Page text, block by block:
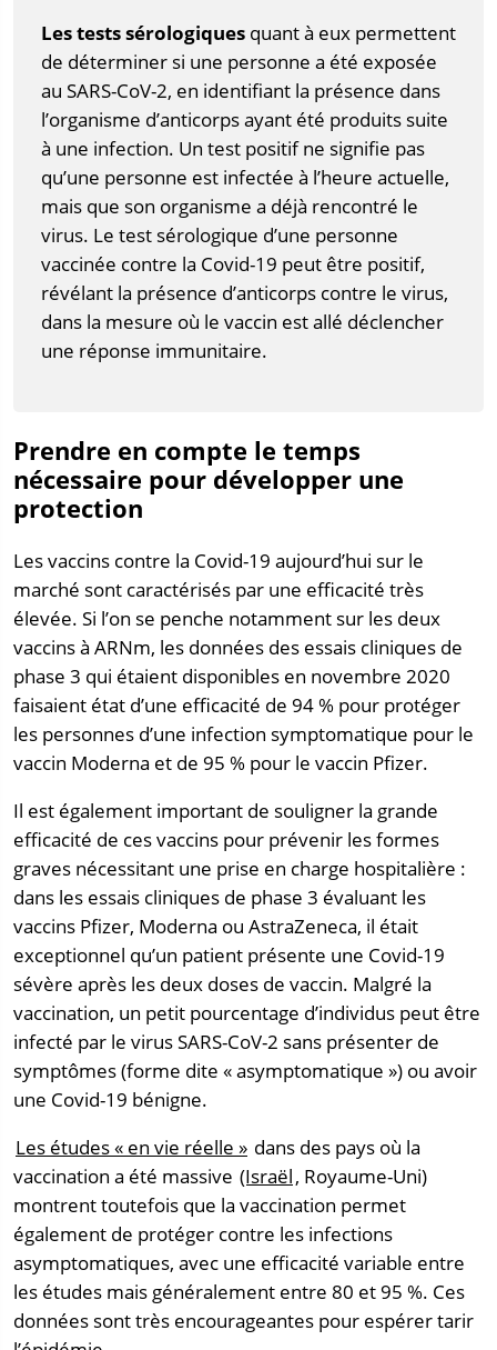
Les tests sérologiques quant à eux permettent
de déterminer si une personne a été exposée
au SARS-CoV-2, en identifiant la présence dans
l’organisme d’anticorps ayant été produits suite
à une infection. Un test positif ne signifie pas
qu’une personne est infectée à l’heure actuelle,
mais que son organisme a déjà rencontré le
virus. Le test sérologique d’une personne
vaccinée contre la Covid-19 peut être positif,
révélant la présence d’anticorps contre le virus,
dans la mesure où le vaccin est allé déclencher
une réponse immunitaire.
Prendre en compte le temps
nécessaire pour développer une
protection
Les vaccins contre la Covid-19 aujourd’hui sur le
marché sont caractérisés par une efficacité très
élevée. Si l’on se penche notamment sur les deux
vaccins à ARNm, les données des essais cliniques de
phase 3 qui étaient disponibles en novembre 2020
faisaient état d’une efficacité de 94 % pour protéger
les personnes d’une infection symptomatique pour le
vaccin Moderna et de 95 % pour le vaccin Pfizer.
Il est également important de souligner la grande
efficacité de ces vaccins pour prévenir les formes
graves nécessitant une prise en charge hospitalière :
dans les essais cliniques de phase 3 évaluant les
vaccins Pfizer, Moderna ou AstraZeneca, il était
exceptionnel qu’un patient présente une Covid-19
sévère après les deux doses de vaccin. Malgré la
vaccination, un petit pourcentage d’individus peut être
infecté par le virus SARS-CoV-2 sans présenter de
symptômes (forme dite « asymptomatique ») ou avoir
une Covid-19 bénigne.
Les études « en vie réelle » dans des pays où la
vaccination a été massive (Israël, Royaume-Uni)
montrent toutefois que la vaccination permet
également de protéger contre les infections
asymptomatiques, avec une efficacité variable entre
les études mais généralement entre 80 et 95 %. Ces
données sont très encourageantes pour espérer tarir